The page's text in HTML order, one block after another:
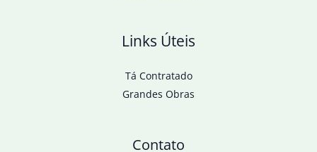
Links Úteis
Tá Contratado
Grandes Obras
Contato